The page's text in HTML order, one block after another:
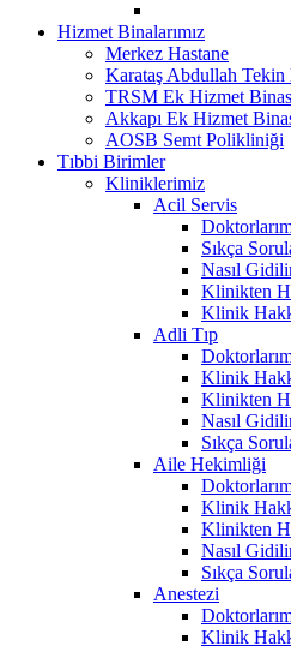
Hizmet Binalarımız
Merkez Hastane
Karataş Abdullah Tekin
TRSM Ek Hizmet
Akkapı Ek Hizmet
AOSB Semt Polikliniği
Tıbbi Birimler
Kliniklerimiz
Acil Servis
Sıkça
Nasıl
Klinikten
Klinik
Adli Tıp
Klinik
Klinikten
Nasıl
Sıkça
Aile Hekimliği
Klinik
Klinikten
Nasıl
Sıkça
Anestezi
Klinik